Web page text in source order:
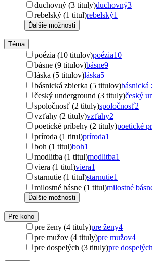
duchovný (3 tituly)duchovný3
rebelský (1 titul)rebelský1
Ďalšie možnosti
Téma
poézia (10 titulov)poézia10
básne (9 titulov)básne9
láska (5 titulov)láska5
básnická zbierka (5 titulov)básnická
český underground (3 tituly)český
spoločnosť (2 tituly)spoločnosť2
vzťahy (2 tituly)vzťahy2
poetické príbehy (2 tituly)poetické
príroda (1 titul)príroda1
boh (1 titul)boh1
modlitba (1 titul)modlitba1
viera (1 titul)viera1
starnutie (1 titul)starnutie1
milostné básne (1 titul)milostné
Ďalšie možnosti
Pre koho
pre ženy (4 tituly)pre ženy4
pre mužov (4 tituly)pre mužov4
pre dospelých (3 tituly)pre dospelých